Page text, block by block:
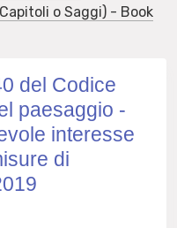
o Saggi) - Book
del Codice
paesaggio -
interesse
di